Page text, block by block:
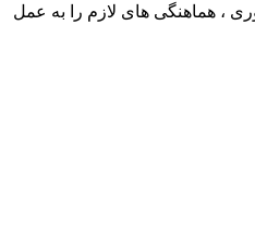
مرتضوی پلاک 8 طبقه هم کف (لطفا قبل از مراجعه حضوری ، هماهنگی های لازم را به عمل